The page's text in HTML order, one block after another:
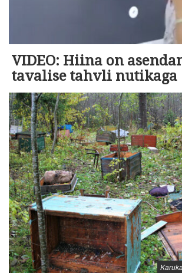
VIDEO: Hiina on
tavalise tahvli nutikaga